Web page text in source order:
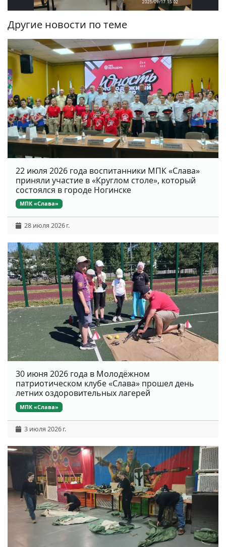
Другие новости по теме
22 июля 2026 года воспитанники МПК «Слава»
приняли участие в «Круглом столе», который
состоялся в городе Ногинске
МПК «Слава»
28 июля 2026 г.
30 июня 2026 года в Молодёжном
патриотическом клубе «Слава» прошел день
летних оздоровительных лагерей
МПК «Слава»
3 июля 2026 г.